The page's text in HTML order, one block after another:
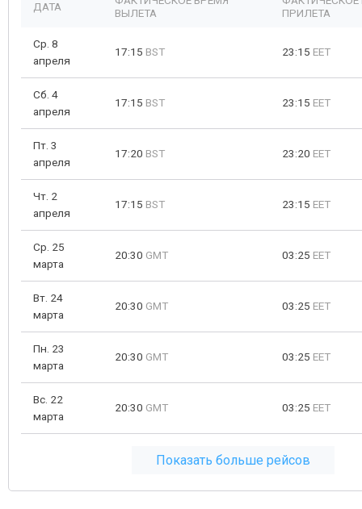
ДАТА
ВЫЛЕТА
ПРИЛЕТА
Ср. 8
апреля
17:15 BST 23:15 EET
Сб. 4
апреля
17:15 BST 23:15 EET
Пт. 3
апреля
17:20 BST 23:20 EET
Чт. 2
апреля
17:15 BST 23:15 EET
Ср. 25
марта
20:30 GMT 03:25 EET
Вт. 24
марта
20:30 GMT 03:25 EET
Пн. 23
марта
20:30 GMT 03:25 EET
Вс. 22
марта
20:30 GMT 03:25 EET
Показать больше рейсов